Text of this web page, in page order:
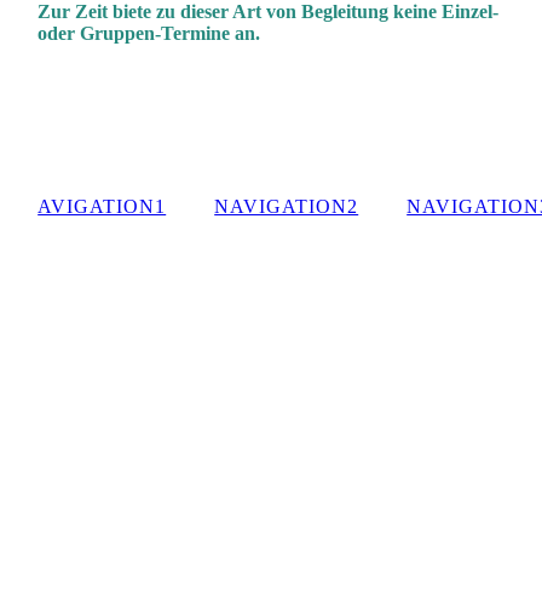
Zur Zeit biete zu dieser Art von Begleitung keine Einzel-
oder Gruppen-Termine an.
AVIGATION1 NAVIGATION2